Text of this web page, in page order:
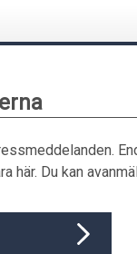
här. Du kan